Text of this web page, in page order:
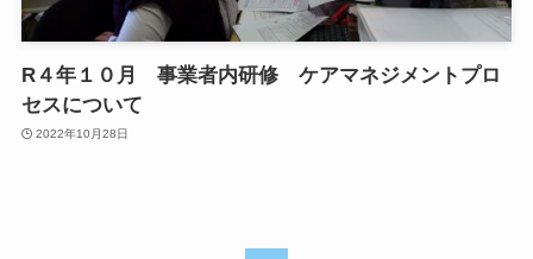
R４年１０月 事業者内研修 ケアマネジメントプロ
セスについて
2022年10月28日